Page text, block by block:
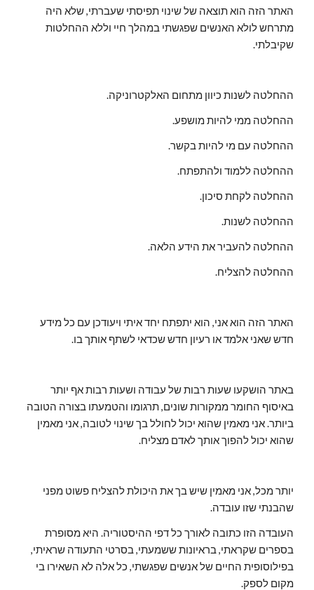
האתר הזה הוא תוצאה של שינוי תפיסתי שעברתי, שלא היה
מתרחש לולא האנשים שפגשתי במהלך חיי וללא ההחלטות
שקיבלתי.
ההחלטה לשנות כיוון מתחום האלקטרוניקה.
ההחלטה ממי להיות מושפע.
ההחלטה עם מי להיות בקשר.
ההחלטה ללמוד ולהתפתח.
ההחלטה לקחת סיכון.
ההחלטה לשנות.
ההחלטה להעביר את הידע הלאה.
ההחלטה להצליח.
האתר הזה הוא אני, הוא יתפתח יחד איתי ויעודכן עם כל מידע
חדש שאני אלמד או רעיון חדש שכדאי לשתף אותך בו.
באתר הושקעו שעות רבות של עבודה ושעות רבות אף יותר
באיסוף החומר ממקורות שונים, תרגומו והטמעתו בצורה הטובה
ביותר. אני מאמין שהוא יכול לחולל בך שינוי לטובה, אני מאמין
שהוא יכול להפוך אותך לאדם מצליח.
יותר מכל, אני מאמין שיש בך את היכולת להצליח פשוט מפני
שהבנתי שזו עובדה.
העובדה הזו כתובה לאורך כל דפי ההיסטוריה. היא מסופרת
בספרים שקראתי, בראיונות ששמעתי, בסרטי התעודה שראיתי,
בפילוסופית החיים של אנשים שפגשתי, כל אלה לא השאירו בי
מקום לספק.